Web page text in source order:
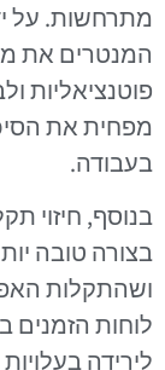
מתרחשות. על
המנטרים את
פוטנציאליות
מפחית את
בעבודה.
בנוסף, חיזוי
בצורה טובה
ושהתקלות
לוחות הזמנים
לירידה